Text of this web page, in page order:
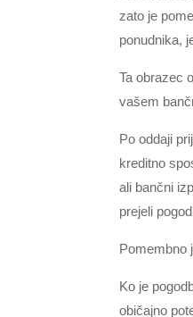
zato je
ponudnika,
Ta obrazec
vašem
Po oddaji
kreditno
ali bančni
prejeli
Pomembno
Ko je
običajno